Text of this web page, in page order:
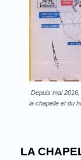
Depuis mai 2016,
la chapelle et du
LA